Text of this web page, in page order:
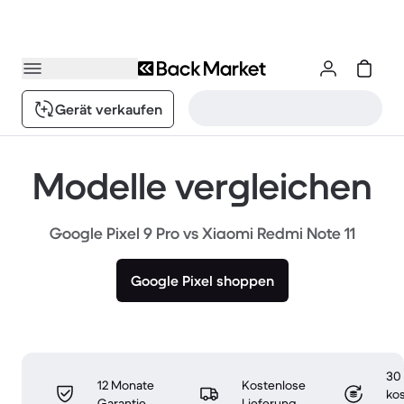
Gerät verkaufen
Modelle vergleichen
Google Pixel 9 Pro vs Xiaomi Redmi Note 11
Google Pixel shoppen
12 Monate
Kostenlose
30